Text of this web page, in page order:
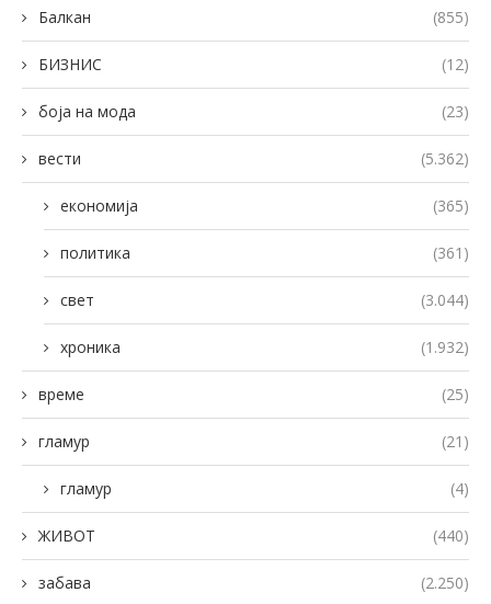
Балкан (855)
БИЗНИС (12)
боја на мода (23)
вести (5.362)
економија (365)
политика (361)
свет (3.044)
хроника (1.932)
време (25)
гламур (21)
гламур (4)
ЖИВОТ (440)
забава (2.250)